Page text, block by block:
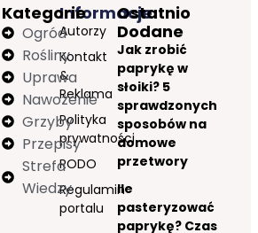
Informacje
Autorzy
Kontakt
&
Reklama
Polityka
prywatności
RODO
Regulamin
portalu
Kategorie
Ogród
Rośliny
Uprawa
Nawożenie
Grzyby
Przepisy
Strefa
Wiedzy
Ostatnio
Dodane
Jak zrobić
paprykę w
słoiki? 5
sprawdzonych
sposobów na
domowe
przetwory
Ile
pasteryzować
paprykę? Czas